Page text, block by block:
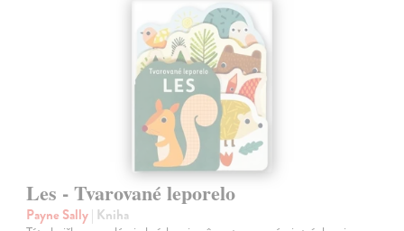
Les - Tvarované leporelo
Payne Sally| Kniha